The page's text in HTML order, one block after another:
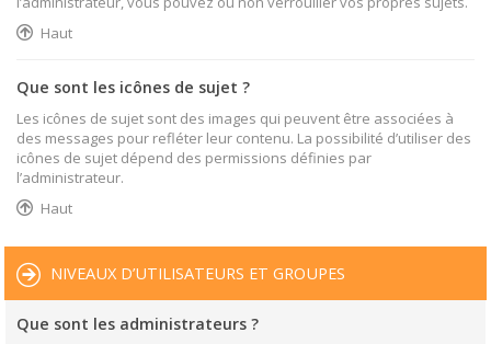
Haut
Que sont les icônes de sujet ?
Les icônes de sujet sont des images qui peuvent être associées à
des messages pour refléter leur contenu. La possibilité d’utiliser des
icônes de sujet dépend des permissions définies par
l’administrateur.
Haut
NIVEAUX D’UTILISATEURS ET GROUPES
Que sont les administrateurs ?